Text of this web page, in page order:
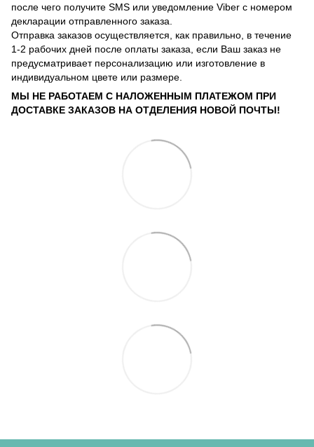
после чего получите SMS или уведомление Viber с номером
декларации отправленного заказа.
Отправка заказов осуществляется, как правильно, в течение
1-2 рабочих дней после оплаты заказа, если Ваш заказ не
предусматривает персонализацию или изготовление в
индивидуальном цвете или размере.
МЫ НЕ РАБОТАЕМ С НАЛОЖЕННЫМ ПЛАТЕЖОМ ПРИ
ДОСТАВКЕ ЗАКАЗОВ НА ОТДЕЛЕНИЯ НОВОЙ ПОЧТЫ!